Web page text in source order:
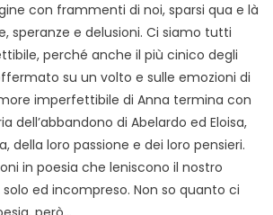
con frammenti di noi, sparsi qua e là
speranze e delusioni. Ci siamo tutti
perché anche il più cinico degli
su un volto e sulle emozioni di
imperfettibile di Anna termina con
dell’abbandono di Abelardo ed Eloisa,
della loro passione e dei loro pensieri.
in poesia che leniscono il nostro
ed incompreso. Non so quanto ci